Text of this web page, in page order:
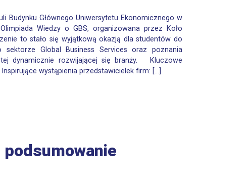
Budynku Głównego Uniwersytetu Ekonomicznego w
Wiedzy o GBS, organizowana przez Koło
to stało się wyjątkową okazją dla studentów do
sektorze Global Business Services oraz poznania
dynamicznie rozwijającej się branży. Kluczowe
wystąpienia przedstawicielek firm: […]
podsumowanie